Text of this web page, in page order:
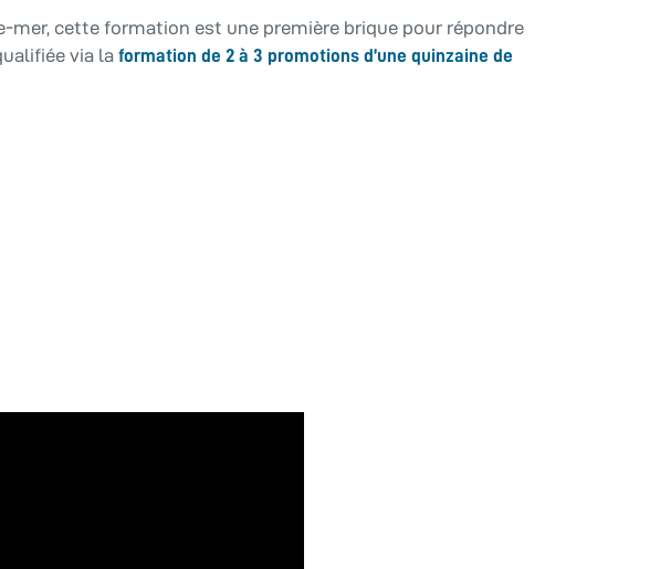
mer, cette formation est une première brique pour répondre
via la formation de 2 à 3 promotions d’une quinzaine de